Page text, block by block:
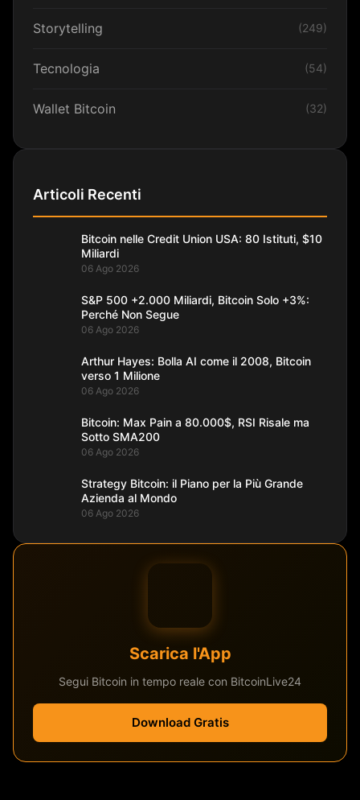
Storytelling (249)
Tecnologia (54)
Wallet Bitcoin (32)
Articoli Recenti
Bitcoin nelle Credit Union USA: 80 Istituti, $10
Miliardi
06 Ago 2026
S&P 500 +2.000 Miliardi, Bitcoin Solo +3%:
Perché Non Segue
06 Ago 2026
Arthur Hayes: Bolla AI come il 2008, Bitcoin
verso 1 Milione
06 Ago 2026
Bitcoin: Max Pain a 80.000$, RSI Risale ma
Sotto SMA200
06 Ago 2026
Strategy Bitcoin: il Piano per la Più Grande
Azienda al Mondo
06 Ago 2026
Scarica l'App
Segui Bitcoin in tempo reale con BitcoinLive24
Download Gratis